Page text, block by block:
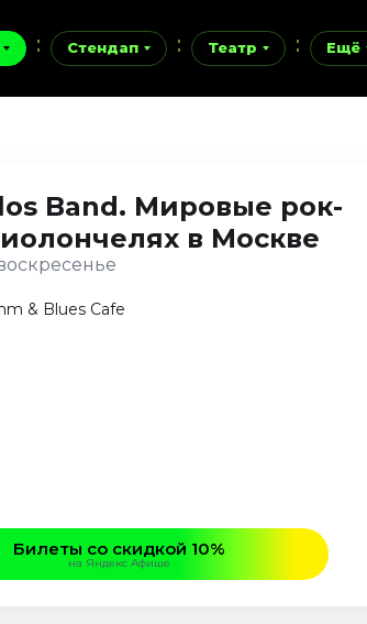
Стендап Театр Ещё
Band. Мировые рок-
в Москве
& Blues Cafe
Билеты со скидкой 10%
на Яндекс Афише